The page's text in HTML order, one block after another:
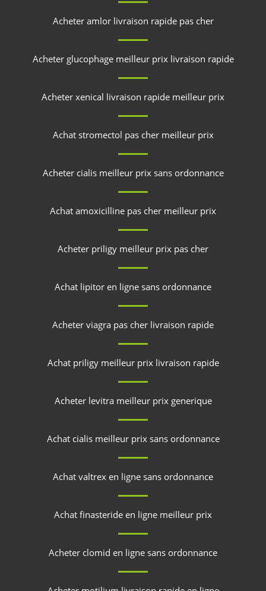
Acheter amlor livraison rapide pas cher
Acheter glucophage meilleur prix livraison rapide
Acheter xenical livraison rapide meilleur prix
Achat stromectol pas cher meilleur prix
Acheter cialis meilleur prix sans ordonnance
Achat amoxicilline pas cher meilleur prix
Acheter priligy meilleur prix pas cher
Achat lipitor en ligne sans ordonnance
Acheter viagra pas cher livraison rapide
Achat priligy meilleur prix livraison rapide
Acheter levitra meilleur prix generique
Achat cialis meilleur prix sans ordonnance
Achat valtrex en ligne sans ordonnance
Achat finasteride en ligne meilleur prix
Acheter clomid en ligne sans ordonnance